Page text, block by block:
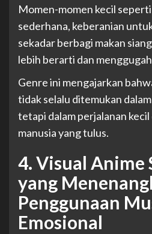
Momen-momen kecil
sederhana, keberanian
sekadar berbagi makan
lebih berarti dan
Genre ini mengajarkan
tidak selalu ditemukan
tetapi dalam perjalanan
manusia yang tulus.
4. Visual Anime
yang
Penggunaan
Emosional